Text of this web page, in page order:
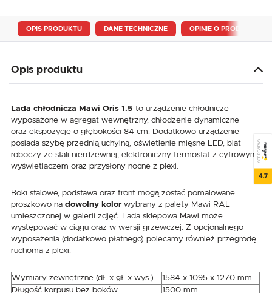
OPIS PRODUKTU DANE TECHNICZNE OPINIE O PRODUKCIE
Opis produktu
Lada chłodnicza Mawi Oris 1.5 to urządzenie chłodnicze
wyposażone w agregat wewnętrzny, chłodzenie dynamiczne
oraz ekspozycję o głębokości 84 cm. Dodatkowo urządzenie
posiada szybę przednią uchylną, oświetlenie mięsne LED, blat
roboczy ze stali nierdzewnej, elektroniczny termostat z cyfrowym
wyświetlaczem oraz przysłony nocne z plexi.
Boki stalowe, podstawa oraz front mogą zostać pomalowane
proszkowo na dowolny kolorwybrany z palety Mawi RAL
umieszczonej w galerii zdjęć. Lada sklepowa Mawi może
występować w ciągu oraz w wersji grzewczej. Z opcjonalnego
wyposażenia (dodatkowo płatnego) polecamy również przegrodę
ruchomą z plexi.
Wymiary zewnętrzne (dł. x gł. x wys.)
1584 x 1095 x 1270 mm
Długość korpusu bez boków
1500 mm
SEE REVIEWS
4.7